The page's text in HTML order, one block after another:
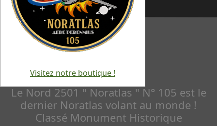
Le Nord 2501 " Noratlas " N° 105 est le
dernier Noratlas volant au monde !
Classé Monument Historique
Visitez notre boutique !